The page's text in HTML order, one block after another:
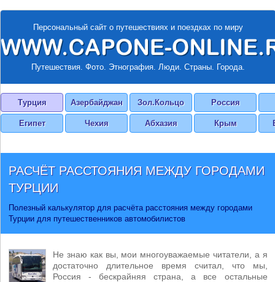
Персональный сайт о путешествиях и поездках по миру
Путешествия. Фото. Этнография. Люди. Страны. Города.
Турция Азербайджан Зол.Кольцо Россия
Египет Чехия Абхазия Крым
РАСЧЁТ РАССТОЯНИЯ МЕЖДУ ГОРОДАМИ
ТУРЦИИ
Полезный калькулятор для расчёта расстояния между городами
Турции для путешественников автомобилистов
Не знаю как вы, мои многоуважаемые читатели, а я
достаточно длительное время считал, что мы,
Россия - бескрайняя страна, а все остальные